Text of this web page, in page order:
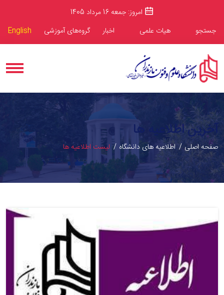
امروز: جمعه 16 مرداد 1405
جستجو
هیات علمی اخبار گروه‌های آموزشی English
آخرین اطلاعیه ها
صفحه اصلی اطلاعیه های دانشگاه لیست اطلاعیه ها